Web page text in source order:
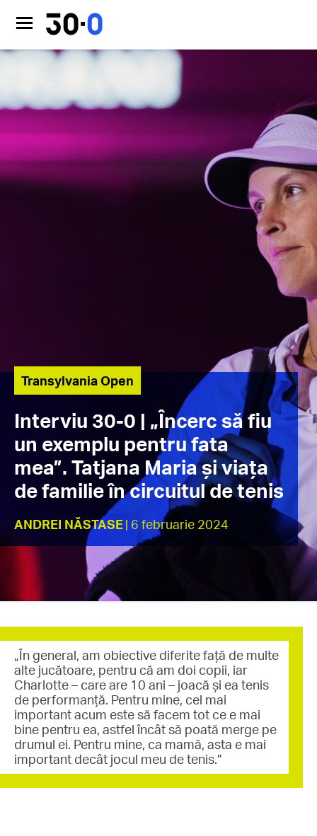
Transylvania Open
Interviu 30-0 | „Încerc să fiu
un exemplu pentru fata
mea”. Tatjana Maria și viața
de familie în circuitul de tenis
ANDREI NĂSTASE| 6 februarie 2024
„În general, am obiective diferite față de multe
alte jucătoare, pentru că am doi copii, iar
Charlotte – care are 10 ani – joacă și ea tenis
de performanță. Pentru mine, cel mai
important acum este să facem tot ce e mai
bine pentru ea, astfel încât să poată merge pe
drumul ei. Pentru mine, ca mamă, asta e mai
important decât jocul meu de tenis.”